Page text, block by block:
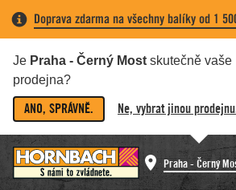
Doprava zdarma na všechny balíky od 1
Je Praha - Černý Most skutečně vaše
prodejna?
ANO, SPRÁVNĚ. Ne, vybrat jinou
Praha - Černý